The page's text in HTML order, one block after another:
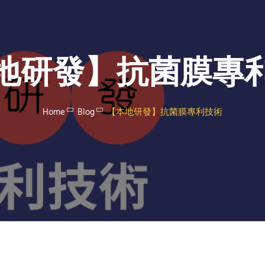
研發】抗菌膜專
Home Blog 【本地研發】抗菌膜專利技術